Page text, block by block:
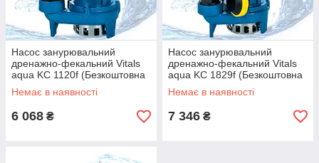
Насос занурювальний
дренажно-фекальний Vitals
aqua KC 1120f (Безкоштовна
доставка)
Немає в наявності
6 068 ₴
Насос занурювальний
дренажно-фекальний Vitals
aqua KC 1829f (Безкоштовна
доставка)
Немає в наявності
7 346 ₴